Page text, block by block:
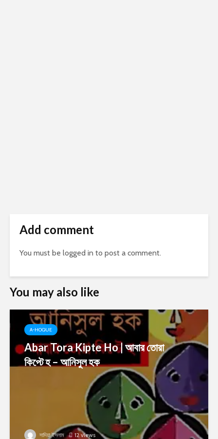
Add comment
You must be logged in to post a comment.
You may also like
A-HOQUE
Abar Tora Kipte Ho | আবার তোরা
কিপ্টে হ – আনিসুল হক
সাদিয়া ইসলাম 12 views